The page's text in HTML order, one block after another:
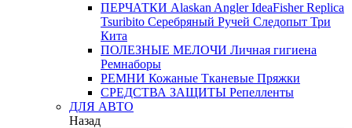
ПЕРЧАТКИ Alaskan AnglerIdeaFisherReplica
Tsuribito Серебряный Ручей Следопыт Три
Кита
ПОЛЕЗНЫЕ МЕЛОЧИ Личная гигиена
Ремнаборы
РЕМНИ Кожаные Тканевые Пряжки
СРЕДСТВА ЗАЩИТЫ Репелленты
ДЛЯ АВТО
Назад